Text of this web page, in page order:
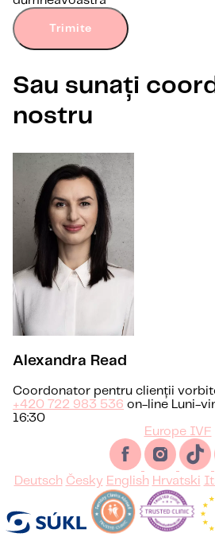
Trimite
Sau sunați
nostru
Alexandra Read
Coordonator pentru clienții
+420 722 983 536 on-line Luni-
16:30
Europe IVF
Deutsch Česky English Hrvatski